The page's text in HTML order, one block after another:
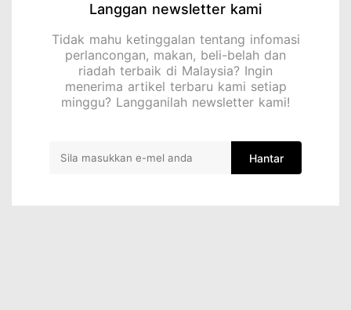
Langgan newsletter kami
Tidak mahu ketinggalan tentang infomasi
perlancongan, makan, beli-belah dan
riadah terbaik di Malaysia? Ingin
menerima artikel terbaru kami setiap
minggu? Langganilah newsletter kami!
Hantar